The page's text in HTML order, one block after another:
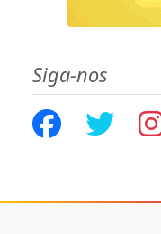
Siga-nos